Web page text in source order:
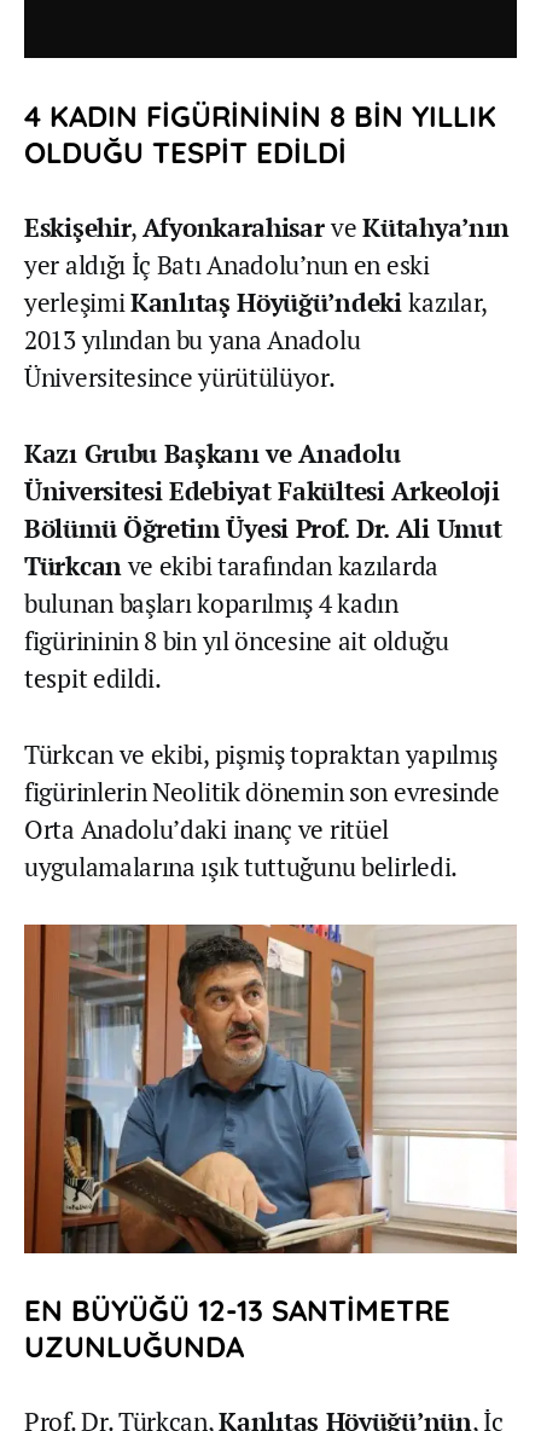
4 KADIN FİGÜRİNİNİN 8 BİN YILLIK
OLDUĞU TESPİT EDİLDİ
Eskişehir,AfyonkarahisarveKütahya’nın
yer aldığı İç Batı Anadolu’nun en eski
yerleşimiKanlıtaş Höyüğü’ndekikazılar,
2013 yılından bu yana Anadolu
Üniversitesince yürütülüyor.
Kazı Grubu Başkanı ve Anadolu
Üniversitesi Edebiyat Fakültesi Arkeoloji
Bölümü Öğretim Üyesi Prof. Dr. Ali Umut
Türkcanve ekibi tarafından kazılarda
bulunan başları koparılmış 4 kadın
figürininin 8 bin yıl öncesine ait olduğu
tespit edildi.
Türkcan ve ekibi, pişmiş topraktan yapılmış
figürinlerin Neolitik dönemin son evresinde
Orta Anadolu’daki inanç ve ritüel
uygulamalarına ışık tuttuğunu belirledi.
EN BÜYÜĞÜ 12-13 SANTİMETRE
UZUNLUĞUNDA
Prof. Dr. Türkcan,Kanlıtaş Höyüğü’nün, İç